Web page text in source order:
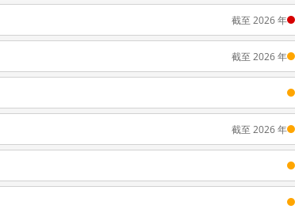
截至 2026 年
截至 2026 年
截至 2026 年